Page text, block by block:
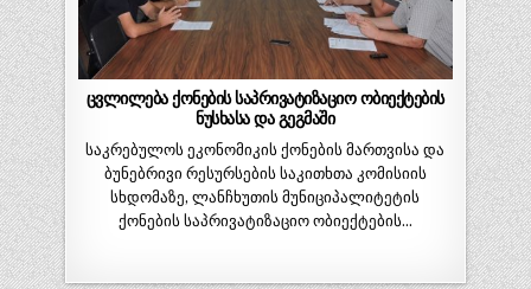
ცვლილება ქონების საპრივატიზაციო ობიექტების
ნუსხასა და გეგმაში
საკრებულოს ეკონომიკის ქონების მართვისა და
ბუნებრივი რესურსების საკითხთა კომისიის
სხდომაზე, ლანჩხუთის მუნიციპალიტეტის
ქონების საპრივატიზაციო ობიექტების…